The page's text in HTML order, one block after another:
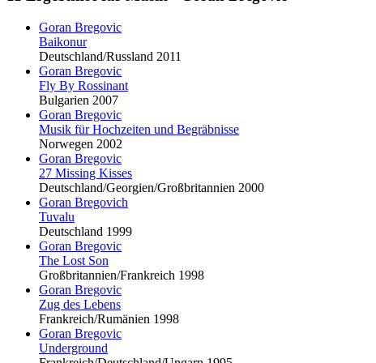
Goran Bregovic
Baikonur
Deutschland/Russland 2011
Goran Bregovic
Fly By Rossinant
Bulgarien 2007
Goran Bregovic
Musik für Hochzeiten und Begräbnisse
Norwegen 2002
Goran Bregovic
27 Missing Kisses
Deutschland/Georgien/Großbritannien 2000
Goran Bregovich
Tuvalu
Deutschland 1999
Goran Bregovic
The Lost Son
Großbritannien/Frankreich 1998
Goran Bregovic
Zug des Lebens
Frankreich/Rumänien 1998
Goran Bregovic
Underground